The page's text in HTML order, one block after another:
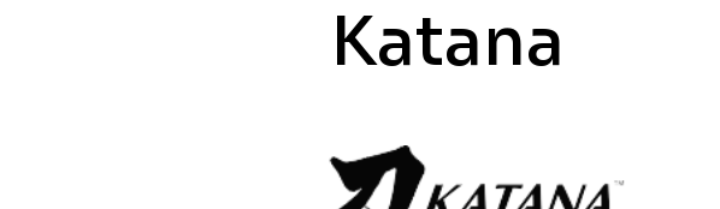
Katana